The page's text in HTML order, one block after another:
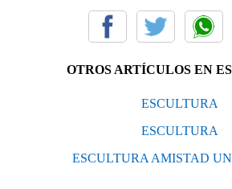
OTROS ARTÍCULOS EN
ESCULTURA
ESCULTURA
ESCULTURA AMISTAD